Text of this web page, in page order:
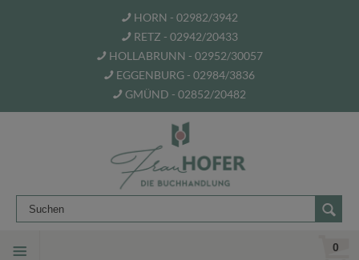
HORN - 02982/3942
RETZ - 02942/20433
HOLLABRUNN - 02952/30057
EGGENBURG - 02984/3836
GMÜND - 02852/20482
0